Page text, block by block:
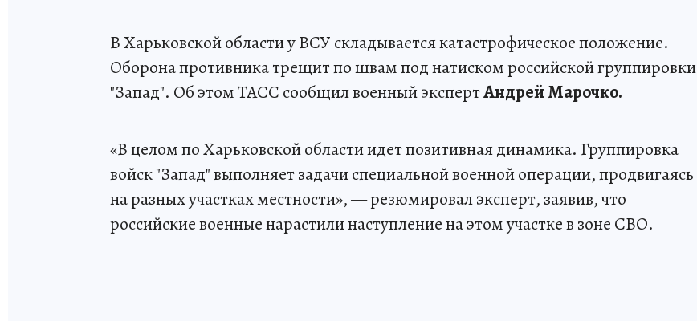
В Харьковской области у ВСУ складывается катастрофическое положение.
Оборона противника трещит по швам под натиском российской группировки
"Запад". Об этом ТАСС сообщил военный экспертАндрей Марочко.
«В целом по Харьковской области идет позитивная динамика. Группировка
войск "Запад" выполняет задачи специальной военной операции, продвигаясь
на разных участках местности», — резюмировал эксперт, заявив, что
российские военные нарастили наступление на этом участке в зоне СВО.